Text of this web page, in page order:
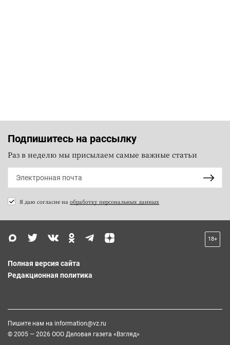
Подпишитесь на рассылку
Раз в неделю мы присылаем самые важные статьи
Я даю согласие на обработку персональных данных
18+
Полная версия сайта
Редакционная политика
Пишите нам на information@vz.ru
© 2005 — 2026 ООО Деловая газета «Взгляд»